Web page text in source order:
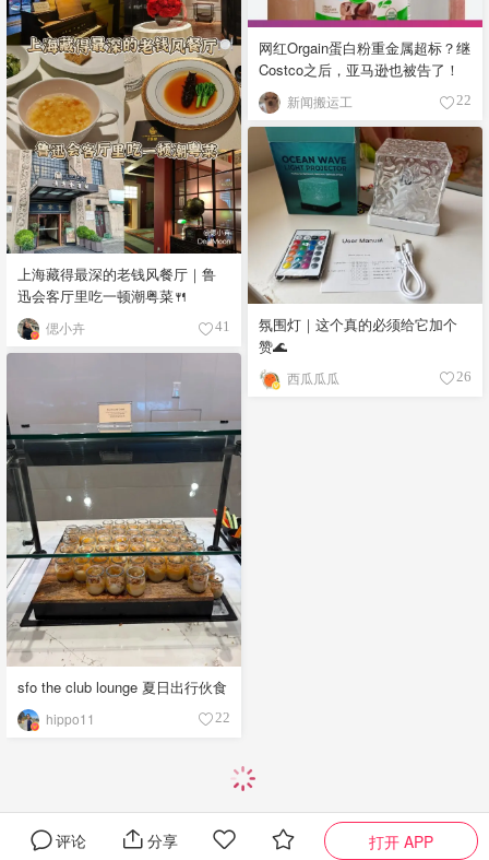
网红Orgain蛋白粉重金属超标？继
Costco之后，亚马逊也被告了！
新闻搬运工 22
上海藏得最深的老钱风餐厅｜鲁
迅会客厅里吃一顿潮粤菜🍴
偲小卉 41
氛围灯｜这个真的必须给它加个
赞🌊
西瓜瓜瓜 26
sfo the club lounge 夏日出行伙食
hippo11 22
评论 分享 打开 APP